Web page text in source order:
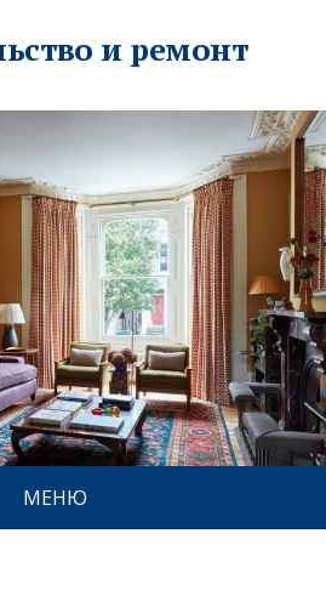
и ремонт
МЕНЮ